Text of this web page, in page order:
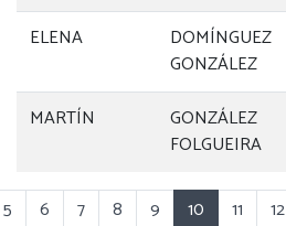
ELENA
DOMÍNGUEZ
GONZÁLEZ
MARTÍN
GONZÁLEZ
FOLGUEIRA
5 6 7 8 9 10 11 12